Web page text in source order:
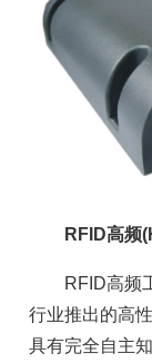
RFID高频
RFID高频工
行业推出的高
具有完全自主